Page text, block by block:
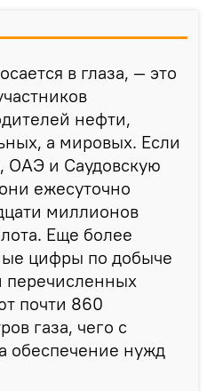
в глаза, — это
нефти,
а мировых. Если
ОАЭ и Саудовскую
ежесуточно
миллионов
Еще более
цифры по добыче
перечисленных
почти 860
газа, чего с
обеспечение нужд